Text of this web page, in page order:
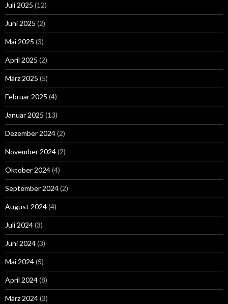
Juli 2025 (12)
Juni 2025 (2)
Mai 2025 (3)
April 2025 (2)
März 2025 (5)
Februar 2025 (4)
Januar 2025 (13)
Dezember 2024(2)
November 2024(2)
Oktober 2024(4)
September 2024(2)
August 2024(4)
Juli 2024(3)
Juni 2024(3)
Mai 2024(5)
April 2024(8)
März 2024(3)